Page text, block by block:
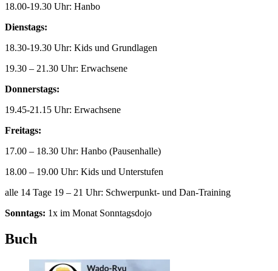
18.00-19.30 Uhr: Hanbo
Dienstags:
18.30-19.30 Uhr: Kids und Grundlagen
19.30 – 21.30 Uhr: Erwachsene
Donnerstags:
19.45-21.15 Uhr: Erwachsene
Freitags:
17.00 – 18.30 Uhr: Hanbo (Pausenhalle)
18.00 – 19.00 Uhr: Kids und Unterstufen
alle 14 Tage 19 – 21 Uhr: Schwerpunkt- und Dan-Training
Sonntags: 1x im Monat Sonntagsdojo
Buch